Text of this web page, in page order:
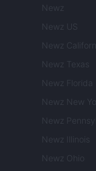
Newz
Newz US
Newz
Newz Texas
Newz Florida
Newz New
Newz
Newz Illinois
Newz Ohio